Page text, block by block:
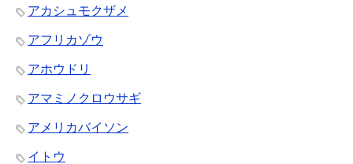
アカシュモクザメ
アフリカゾウ
アホウドリ
アマミノクロウサギ
アメリカバイソン
イトウ